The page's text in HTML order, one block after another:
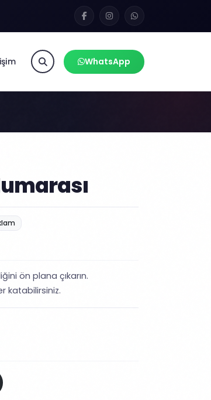
WhatsApp
ön plana çıkarın.
katabilirsiniz.